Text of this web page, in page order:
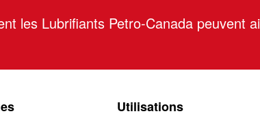
les Lubrifiants Petro-Canada peuvent
Utilisations